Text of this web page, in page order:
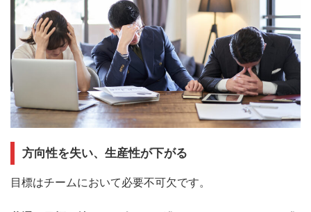
方向性を失い、生産性が下がる
目標はチームにおいて必要不可欠です。